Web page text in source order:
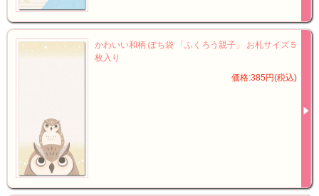
かわいい和柄 ぽち袋 「ふくろう親子」 お札サイズ５
枚入り
価格:385円(税込)